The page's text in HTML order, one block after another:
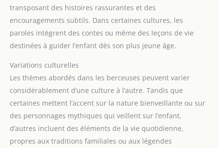
transposant des histoires rassurantes et des
encouragements subtils. Dans certaines cultures, les
paroles intègrent des contes ou même des leçons de vie
destinées à guider l’enfant dès son plus jeune âge.
Variations culturelles
Les thèmes abordés dans les berceuses peuvent varier
considérablement d’une culture à l’autre. Tandis que
certaines mettent l’accent sur la nature bienveillante ou sur
des personnages mythiques qui veillent sur l’enfant,
d’autres incluent des éléments de la vie quotidienne,
propres aux traditions familiales ou aux légendes